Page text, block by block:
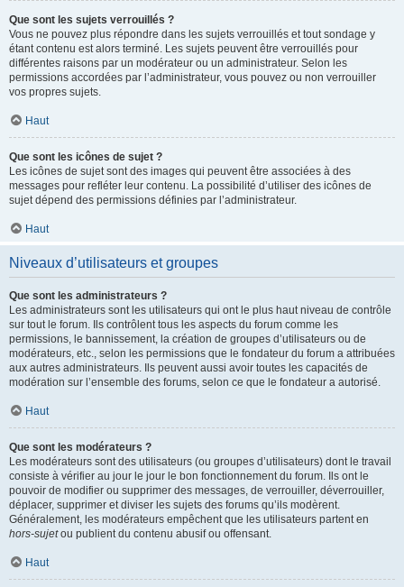
Que sont les sujets verrouillés ?
Vous ne pouvez plus répondre dans les sujets verrouillés et tout sondage y
étant contenu est alors terminé. Les sujets peuvent être verrouillés pour
différentes raisons par un modérateur ou un administrateur. Selon les
permissions accordées par l’administrateur, vous pouvez ou non verrouiller
vos propres sujets.
Haut
Que sont les icônes de sujet ?
Les icônes de sujet sont des images qui peuvent être associées à des
messages pour refléter leur contenu. La possibilité d’utiliser des icônes de
sujet dépend des permissions définies par l’administrateur.
Haut
Niveaux d’utilisateurs et groupes
Que sont les administrateurs ?
Les administrateurs sont les utilisateurs qui ont le plus haut niveau de contrôle
sur tout le forum. Ils contrôlent tous les aspects du forum comme les
permissions, le bannissement, la création de groupes d’utilisateurs ou de
modérateurs, etc., selon les permissions que le fondateur du forum a attribuées
aux autres administrateurs. Ils peuvent aussi avoir toutes les capacités de
modération sur l’ensemble des forums, selon ce que le fondateur a autorisé.
Haut
Que sont les modérateurs ?
Les modérateurs sont des utilisateurs (ou groupes d’utilisateurs) dont le travail
consiste à vérifier au jour le jour le bon fonctionnement du forum. Ils ont le
pouvoir de modifier ou supprimer des messages, de verrouiller, déverrouiller,
déplacer, supprimer et diviser les sujets des forums qu’ils modèrent.
Généralement, les modérateurs empêchent que les utilisateurs partent en
hors-sujetou publient du contenu abusif ou offensant.
Haut